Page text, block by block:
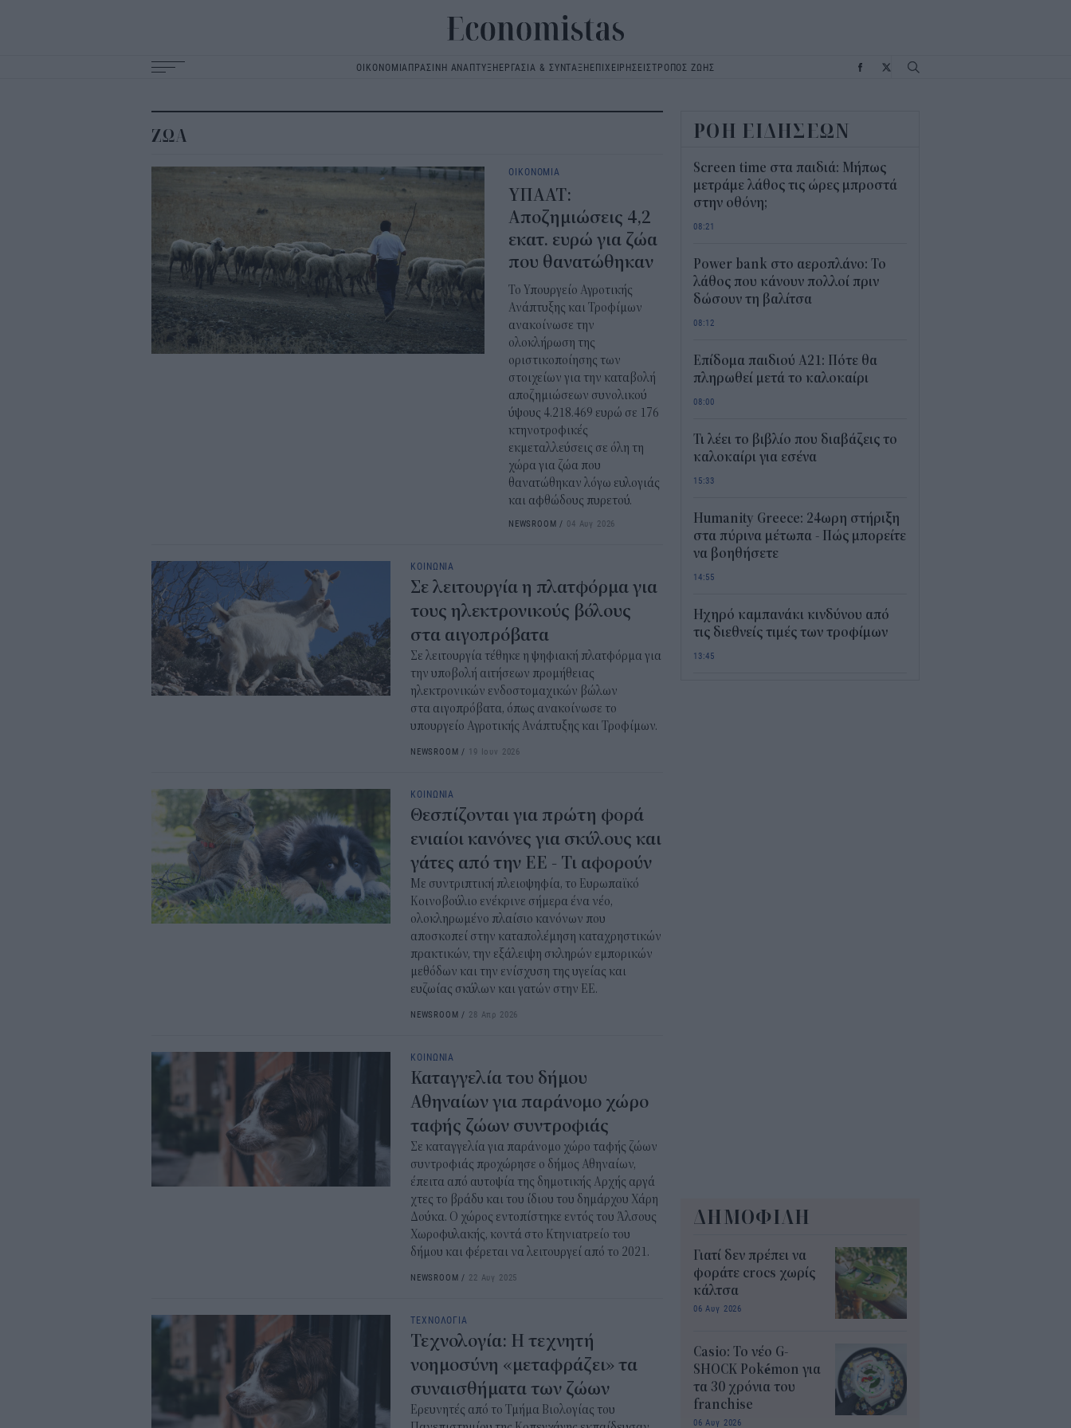
ΟΙΚΟΝΟΜΙΑΠΡΑΣΙΝΗ ΑΝΑΠΤΥΞΗΕΡΓΑΣΙΑ & ΣΥΝΤΑΞΗΕΠΙΧΕΙΡΗΣΕΙΣΤΡΟΠΟΣ ΖΩΗΣ
navigation
ΖΩΑ
ΟΙΚΟΝΟΜΙΑ
ΥΠΑΑΤ:
Αποζημιώσεις 4,2
εκατ. ευρώ για ζώα
που θανατώθηκαν
Το Υπουργείο Αγροτικής
Ανάπτυξης και Τροφίμων
ανακοίνωσε την
ολοκλήρωση της
οριστικοποίησης των
στοιχείων για την καταβολή
αποζημιώσεων συνολικού
ύψους 4.218.469 ευρώ σε 176
κτηνοτροφικές
εκμεταλλεύσεις σε όλη τη
χώρα για ζώα που
θανατώθηκαν λόγω ευλογιάς
και αφθώδους πυρετού.
NEWSROOM / 04 Αυγ 2026
ΚΟΙΝΩΝΙΑ
Σε λειτουργία η πλατφόρμα για
τους ηλεκτρονικούς βόλους
στα αιγοπρόβατα
Σε λειτουργία τέθηκε η ψηφιακή πλατφόρμα για
την υποβολή αιτήσεων προμήθειας
ηλεκτρονικών ενδοστομαχικών βώλων
στα αιγοπρόβατα, όπως ανακοίνωσε το
υπουργείο Αγροτικής Ανάπτυξης και Τροφίμων.
NEWSROOM / 19 Ιουν 2026
ΚΟΙΝΩΝΙΑ
Θεσπίζονται για πρώτη φορά
ενιαίοι κανόνες για σκύλους και
γάτες από την ΕΕ - Τι αφορούν
Με συντριπτική πλειοψηφία, το Ευρωπαϊκό
Κοινοβούλιο ενέκρινε σήμερα ένα νέο,
ολοκληρωμένο πλαίσιο κανόνων που
αποσκοπεί στην καταπολέμηση καταχρηστικών
πρακτικών, την εξάλειψη σκληρών εμπορικών
μεθόδων και την ενίσχυση της υγείας και
ευζωίας σκύλων και γατών στην ΕΕ.
NEWSROOM / 28 Απρ 2026
ΚΟΙΝΩΝΙΑ
Καταγγελία του δήμου
Αθηναίων για παράνομο χώρο
ταφής ζώων συντροφιάς
Σε καταγγελία για παράνομο χώρο ταφής ζώων
συντροφιάς προχώρησε ο δήμος Αθηναίων,
έπειτα από αυτοψία της δημοτικής Αρχής αργά
χτες το βράδυ και του ίδιου του δημάρχου Χάρη
Δούκα. Ο χώρος εντοπίστηκε εντός του Άλσους
Χωροφυλακής, κοντά στο Κτηνιατρείο του
δήμου και φέρεται να λειτουργεί από το 2021.
NEWSROOM / 22 Αυγ 2025
ΤΕΧΝΟΛΟΓΙΑ
Τεχνολογία: Η τεχνητή
νοημοσύνη «μεταφράζει» τα
συναισθήματα των ζώων
Ερευνητές από το Τμήμα Βιολογίας του
ΡΟΗ ΕΙΔΗΣΕΩΝ
Screen time στα παιδιά: Μήπως
μετράμε λάθος τις ώρες μπροστά
στην οθόνη;
08:21
Power bank στο αεροπλάνο: Το
λάθος που κάνουν πολλοί πριν
δώσουν τη βαλίτσα
08:12
Επίδομα παιδιού Α21: Πότε θα
πληρωθεί μετά το καλοκαίρι
08:00
Τι λέει το βιβλίο που διαβάζεις το
καλοκαίρι για εσένα
15:33
Humanity Greece: 24ωρη στήριξη
στα πύρινα μέτωπα - Πώς μπορείτε
να βοηθήσετε
14:55
Ηχηρό καμπανάκι κινδύνου από
τις διεθνείς τιμές των τροφίμων
13:45
ΔΗΜΟΦΙΛΗ
Γιατί δεν πρέπει να
φοράτε crocs χωρίς
κάλτσα
06 Αυγ 2026
Casio: Το νέο G-
SHOCK Pokémon για
τα 30 χρόνια του
franchise
06 Αυγ 2026